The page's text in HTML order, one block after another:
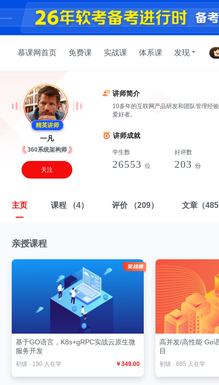
慕课网首页 免费课 实战课 体系课 发现
精英讲师
一凡
360系统架构师
关注
讲师简介
10多年的互联网产品研发和团队管理经
爱好者。
讲师成就
学生数
26553 位
好评数
203 份
主页 课程 （4） 评价 （209） 文章 （
亲授课程
基于GO语言，K8s+gRPC实战云原生微
服务开发
初级 · 190 人在学 ￥349.00
高并发/高性能 Go
目
初级 · 685 人在学